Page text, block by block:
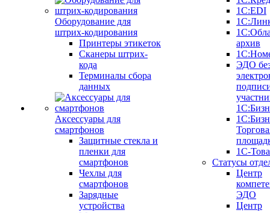
Оборудование для
штрих-кодирования
Принтеры этикеток
Сканеры штрих-
кода
Терминалы сбора
данных
Аксессуары для
смартфонов
Защитные стекла и
пленки для
смартфонов
Чехлы для
смартфонов
Зарядные
устройства
1С:EDI
архив
ЭДО
1С-
Статусы
Центр
ЭДО
Центр